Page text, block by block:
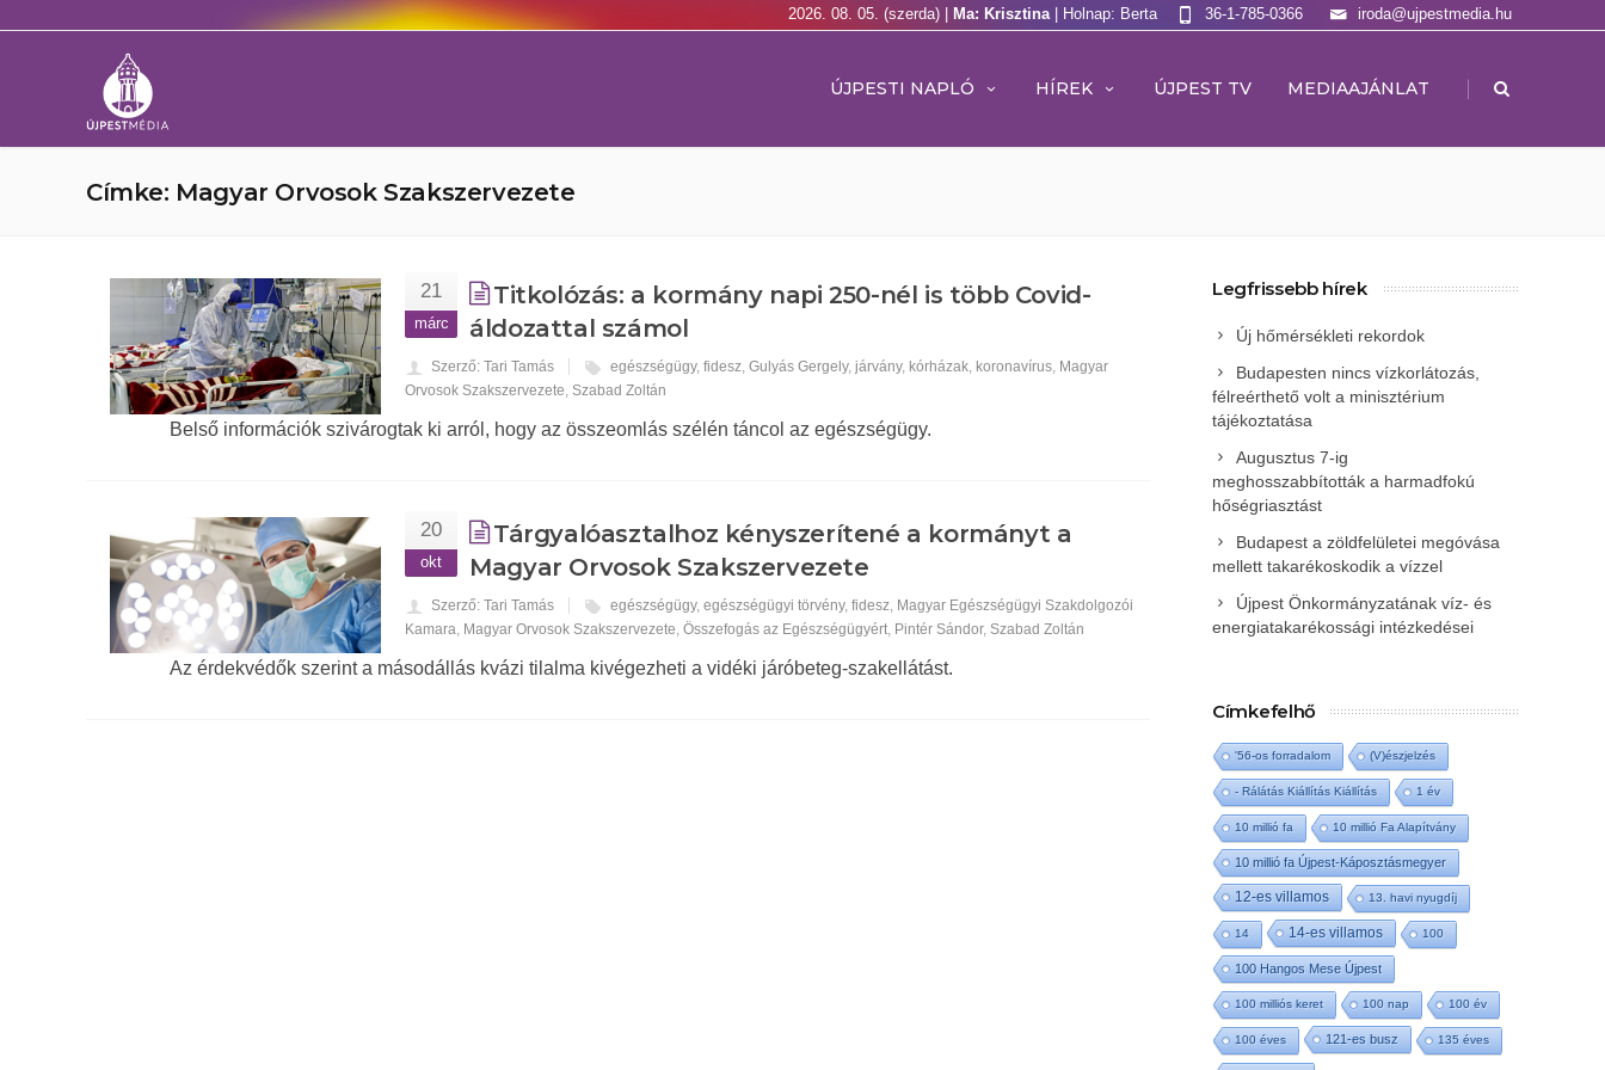
2026. 08. 05. (szerda) | Ma: Krisztina | Holnap: Berta iroda@ujpestmedia.hu
36-1-785-0366
ÚJPESTI NAPLÓ HÍREK ÚJPEST TV MEDIAAJÁNLAT |
Címke: Magyar Orvosok Szakszervezete
21
márc
Titkolózás: a kormány napi 250-nél is több Covid-
áldozattal számol
Szerző: Tari Tamás egészségügy,fidesz,Gulyás Gergely,járvány, kórházak, koronavírus, Magyar
Orvosok Szakszervezete, Szabad Zoltán
Belső információk szivárogtak ki arról, hogy az összeomlás szélén táncol az egészségügy.
20
okt
Tárgyalóasztalhoz kényszerítené a kormányt a
Magyar Orvosok Szakszervezete
Szerző: Tari Tamás egészségügy,egészségügyi törvény,fidesz, Magyar Egészségügyi Szakdolgozói
Kamara, Magyar Orvosok Szakszervezete,Összefogás az Egészségügyért, Pintér Sándor, Szabad Zoltán
Az érdekvédők szerint a másodállás kvázi tilalma kivégezheti a vidéki járóbeteg-szakellátást.
Legfrissebb hírek
Új hőmérsékleti rekordok
Budapesten nincs vízkorlátozás,
félreérthető volt a minisztérium
tájékoztatása
Augusztus 7-ig
meghosszabbították a harmadfokú
hőségriasztást
Budapest a zöldfelületei megóvása
mellett takarékoskodik a vízzel
Újpest Önkormányzatának víz- és
energiatakarékossági intézkedései
Címkefelhő
'56-os forradalom (V)észjelzés
- Rálátás Kiállítás Kiállítás 1 év
10 millió fa 10 millió Fa Alapítvány
10 millió fa Újpest-Káposztásmegyer
12-es villamos 13. havi nyugdíj
14 14-es villamos 100
100 Hangos Mese Újpest
100 milliós keret 100 nap 100 év
100 éves 121-es busz 135 éves